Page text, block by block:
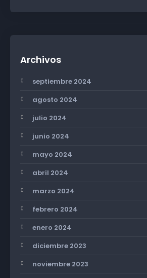
Archivos
septiembre 2024
agosto 2024
julio 2024
junio 2024
mayo 2024
abril 2024
marzo 2024
febrero 2024
enero 2024
diciembre 2023
noviembre 2023